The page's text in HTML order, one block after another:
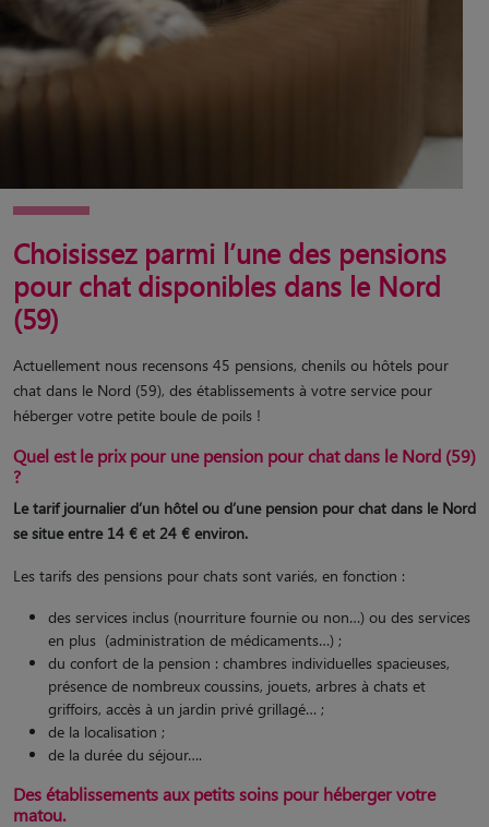
Choisissez parmi l’une des pensions
pour chat disponibles dans le Nord
(59)
Actuellement nous recensons 45 pensions, chenils ou hôtels pour
chat dans le Nord (59), des établissements à votre service pour
héberger votre petite boule de poils !
Quel est le prix pour une pension pour chat dans le Nord (59)
?
Le tarif journalier d’un hôtel ou d’une pension pour chat dans le Nord
se situe entre 14 € et 24 € environ.
Les tarifs des pensions pour chats sont variés, en fonction :
des services inclus (nourriture fournie ou non…) ou des services
en plus (administration de médicaments…) ;
du confort de la pension : chambres individuelles spacieuses,
présence de nombreux coussins, jouets, arbres à chats et
griffoirs, accès à un jardin privé grillagé… ;
de la localisation ;
de la durée du séjour….
Des établissements aux petits soins pour héberger votre
matou.